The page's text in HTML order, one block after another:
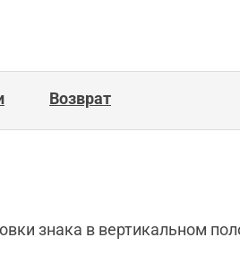
Возврат
знака в вертикальном